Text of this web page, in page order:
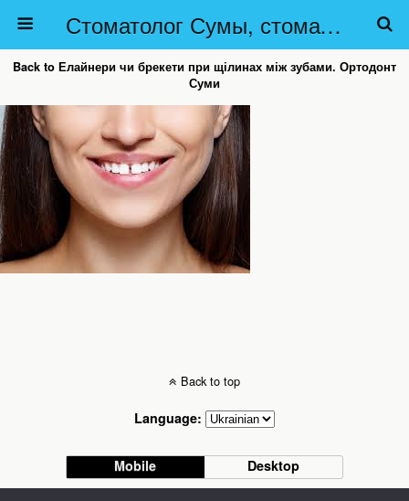
Стоматолог Сумы, стоматологические клиники Сумы, детская стоматология в Сумах. | Частная стоматология Сумы
Back to Елайнери чи брекети при щілинах між зубами. Ортодонт
Суми
Back to top
Language:
Mobile Desktop